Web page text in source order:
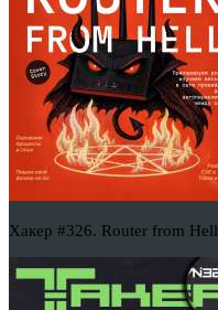
Хакер #326. Router from Hell